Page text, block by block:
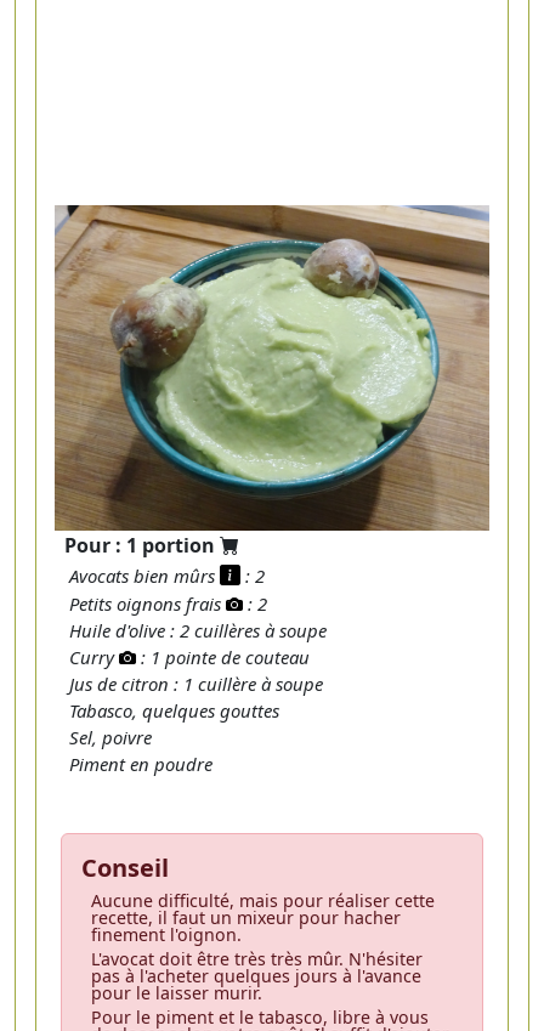
Pour : 1 portion
Avocats bien mûrs
: 2
Petits oignons frais
: 2
Huile d'olive : 2 cuillères à soupe
Curry
: 1 pointe de couteau
Jus de citron : 1 cuillère à soupe
Tabasco, quelques gouttes
Sel, poivre
Piment en poudre
Conseil
Aucune difficulté, mais pour réaliser cette
recette, il faut un mixeur pour hacher
finement l'oignon.
L'avocat doit être très très mûr. N'hésiter
pas à l'acheter quelques jours à l'avance
pour le laisser murir.
Pour le piment et le tabasco, libre à vous